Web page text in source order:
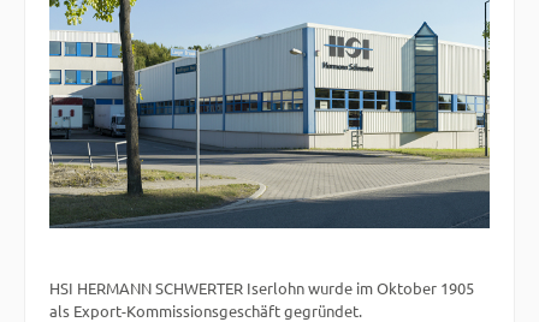
HSI HERMANN SCHWERTER Iserlohn wurde im Oktober 1905
als Export-Kommissionsgeschäft gegründet.